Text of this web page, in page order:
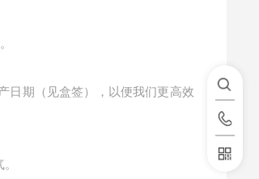
日期（见盒签），以便我们更高效